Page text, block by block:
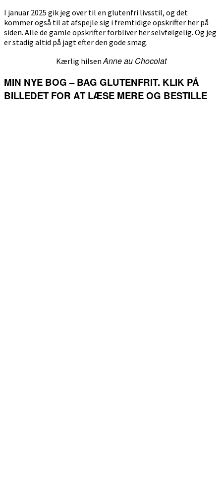
I januar 2025 gik jeg over til en glutenfri livsstil, og det
kommer også til at afspejle sig i fremtidige opskrifter her på
siden. Alle de gamle opskrifter forbliver her selvfølgelig. Og jeg
er stadig altid på jagt efter den gode smag.
Kærlig hilsenAnne au Chocolat
MIN NYE BOG – BAG GLUTENFRIT. KLIK PÅ
BILLEDET FOR AT LÆSE MERE OG BESTILLE